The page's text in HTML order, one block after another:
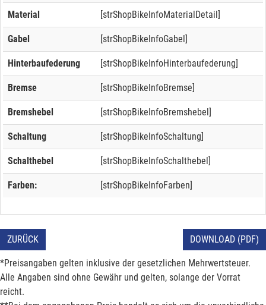
Material [strShopBikeInfoMaterialDetail]
Gabel [strShopBikeInfoGabel]
Hinterbaufederung [strShopBikeInfoHinterbaufederung]
Bremse [strShopBikeInfoBremse]
Bremshebel [strShopBikeInfoBremshebel]
Schaltung [strShopBikeInfoSchaltung]
Schalthebel [strShopBikeInfoSchalthebel]
Farben: [strShopBikeInfoFarben]
ZURÜCK DOWNLOAD (PDF)
*Preisangaben gelten inklusive der gesetzlichen Mehrwertsteuer.
Alle Angaben sind ohne Gewähr und gelten, solange der Vorrat
reicht.